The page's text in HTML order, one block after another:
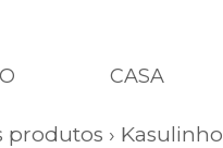
CASA
produtos › Kasulinho